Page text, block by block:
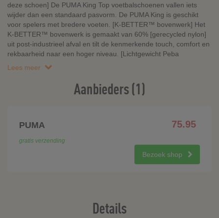
deze schoen] De PUMA King Top voetbalschoenen vallen iets
wijder dan een standaard pasvorm. De PUMA King is geschikt
voor spelers met bredere voeten. [K-BETTER™ bovenwerk] Het
K-BETTER™ bovenwerk is gemaakt van 60% [gerecycled nylon]
uit post-industrieel afval en tilt de kenmerkende touch, comfort en
rekbaarheid naar een hoger niveau. [Lichtgewicht Peba
Lees meer
Aanbieders (1)
PUMA 75.95
gratis verzending
Bezoek shop
Details